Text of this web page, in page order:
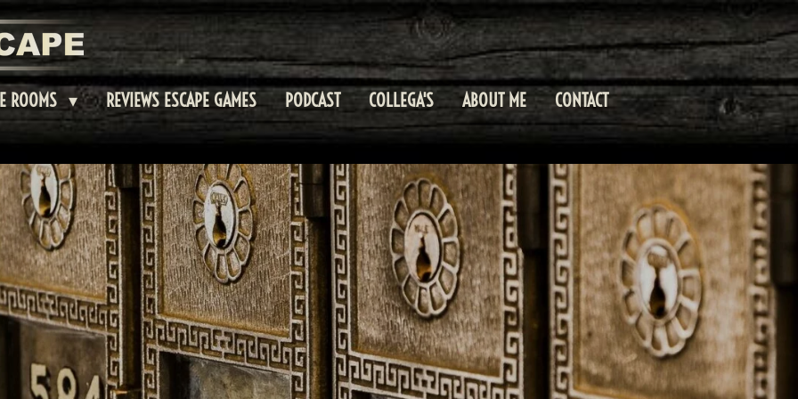
ROOMS REVIEWS ESCAPE GAMES PODCAST COLLEGA'S ABOUT ME CONTACT